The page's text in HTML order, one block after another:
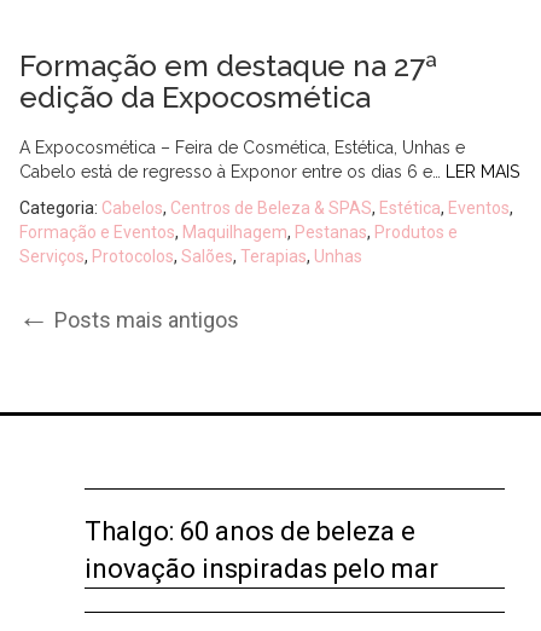
Formação em destaque na 27ª
edição da Expocosmética
A Expocosmética – Feira de Cosmética, Estética, Unhas e
Cabelo está de regresso à Exponor entre os dias 6 e…
LER MAIS
Categoria: Cabelos, Centros de Beleza & SPAS, Estética, Eventos,
Formação e Eventos, Maquilhagem, Pestanas, Produtos e
Serviços, Protocolos, Salões, Terapias, Unhas
Post
← Posts mais antigos
Thalgo: 60 anos de beleza e
inovação inspiradas pelo mar